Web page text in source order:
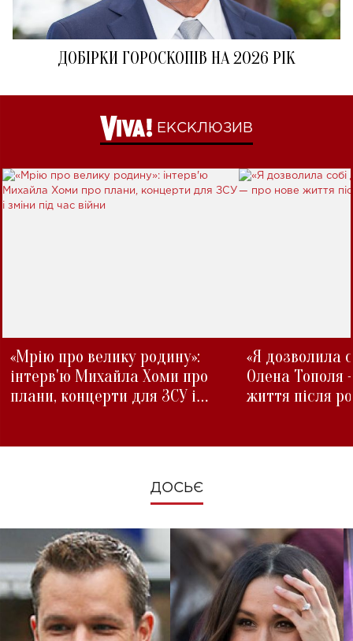
ДОБІРКИ ГОРОСКОПІВ НА 2026 РІК
ЕКСКЛЮЗИВ
«Мрію про велику родину»:
інтерв'ю Михайла Хоми про
плани, концерти для ЗСУ і
«Я дозволила
Олена Тополя
життя після
ДОСЬЄ